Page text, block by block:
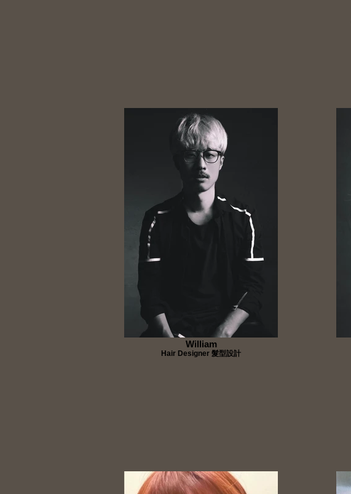
William
Hair Designer 髮型設計